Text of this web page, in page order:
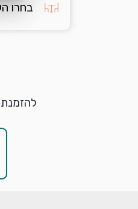
בחרו
להזמנת מקום